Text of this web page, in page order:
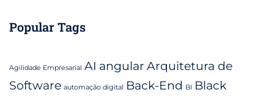
Popular Tags
Agilidade Empresarial AI angular Arquitetura de
Software automação digital Back-End BI Black